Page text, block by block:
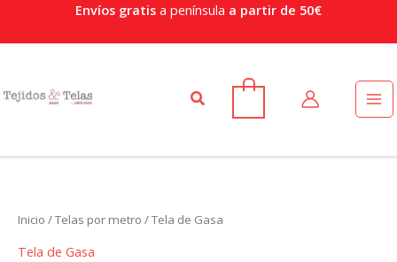
Envíos gratis a península a partir de 50€
Buscar
Inicio /Telas por metro / Tela de Gasa
Tela de Gasa